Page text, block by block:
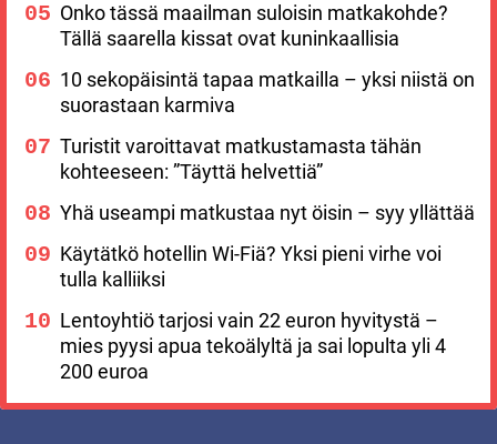
Onko tässä maailman suloisin matkakohde?
Tällä saarella kissat ovat kuninkaallisia
10 sekopäisintä tapaa matkailla – yksi niistä on
suorastaan karmiva
Turistit varoittavat matkustamasta tähän
kohteeseen: ”Täyttä helvettiä”
Yhä useampi matkustaa nyt öisin – syy yllättää
Käytätkö hotellin Wi-Fiä? Yksi pieni virhe voi
tulla kalliiksi
Lentoyhtiö tarjosi vain 22 euron hyvitystä –
mies pyysi apua tekoälyltä ja sai lopulta yli 4
200 euroa